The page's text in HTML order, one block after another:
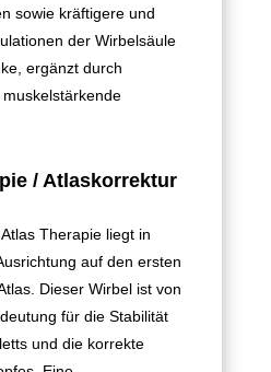
sowie kräftigere und
der Wirbelsäule
ergänzt durch
/ Atlaskorrektur
Therapie liegt in
auf den ersten
Dieser Wirbel ist von
für die Stabilität
und die korrekte